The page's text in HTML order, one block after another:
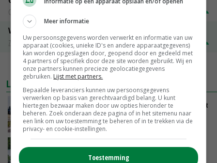
Groningen
Volle melkpoeder
Zuivel NL
€ 345,00 € 20,00
MEER MARKTPRIJZEN
LAATSTE NIEUWS
LTO en NAJK roepen leden op Brabants protest
te steunen
VANDAAG, 12:29
Oekraïne-vlogger Kees Huizinga: ‘Bezoek van
de ambassade mag zelf groente plukken’
Meer informatie
Uw persoonsgegevens worden verwerkt en informatie van uw
apparaat (cookies, unieke ID's en andere apparaatgegevens)
kan worden opgeslagen door, geopend door en gedeeld met
4 partners of specifiek door deze site worden gebruikt. Wij en
onze partners kunnen precieze geolocatiegegevens
gebruiken. Lijst met partners.
Bepaalde leveranciers kunnen uw persoonsgegevens
verwerken op basis van gerechtvaardigd belang. U kunt
hiertegen bezwaar maken door uw opties hieronder te
beheren. Zoek onderaan deze pagina of in het sitemenu naar
een link om uw toestemming te beheren of in te trekken via de
privacy- en cookie-instellingen.
Toestemming